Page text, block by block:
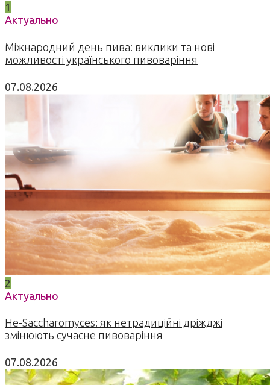
1
Актуально
Міжнародний день пива: виклики та нові
можливості українського пивоваріння
07.08.2026
2
Актуально
Не-Saccharomyces: як нетрадиційні дріжджі
змінюють сучасне пивоваріння
07.08.2026